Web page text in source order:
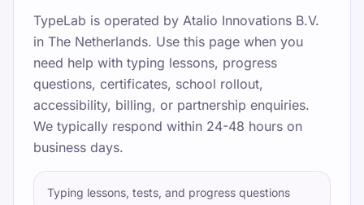
TypeLab is operated by Atalio Innovations B.V.
in The Netherlands. Use this page when you
need help with typing lessons, progress
questions, certificates, school rollout,
accessibility, billing, or partnership enquiries.
We typically respond within 24-48 hours on
business days.
Typing lessons, tests, and progress questions